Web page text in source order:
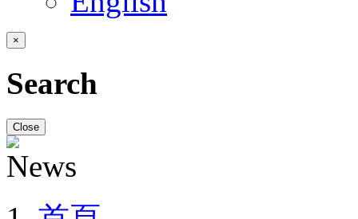
×
Search
Close